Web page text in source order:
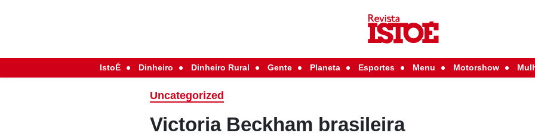
IstoÉ Dinheiro Dinheiro Rural Gente Planeta Esportes Menu Motorshow
Uncategorized
Victoria Beckham brasileira